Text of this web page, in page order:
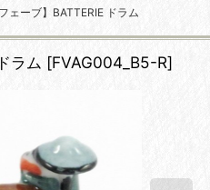
フェーブ】BATTERIE ドラム
ラム [FVAG004_B5-R]